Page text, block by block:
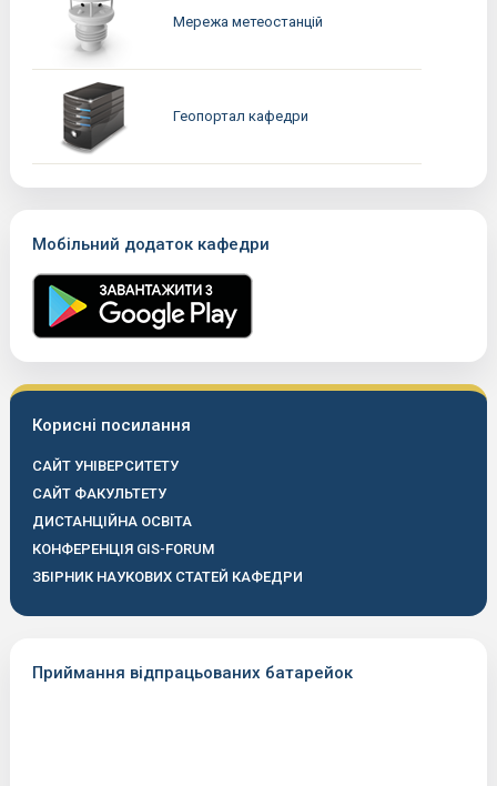
Мережа метеостанцій
Геопортал кафедри
Мобільний додаток кафедри
Корисні посилання
САЙТ УНІВЕРСИТЕТУ
САЙТ ФАКУЛЬТЕТУ
ДИСТАНЦІЙНА ОСВІТА
КОНФЕРЕНЦІЯ GIS-FORUM
ЗБІРНИК НАУКОВИХ СТАТЕЙ КАФЕДРИ
Приймання відпрацьованих батарейок